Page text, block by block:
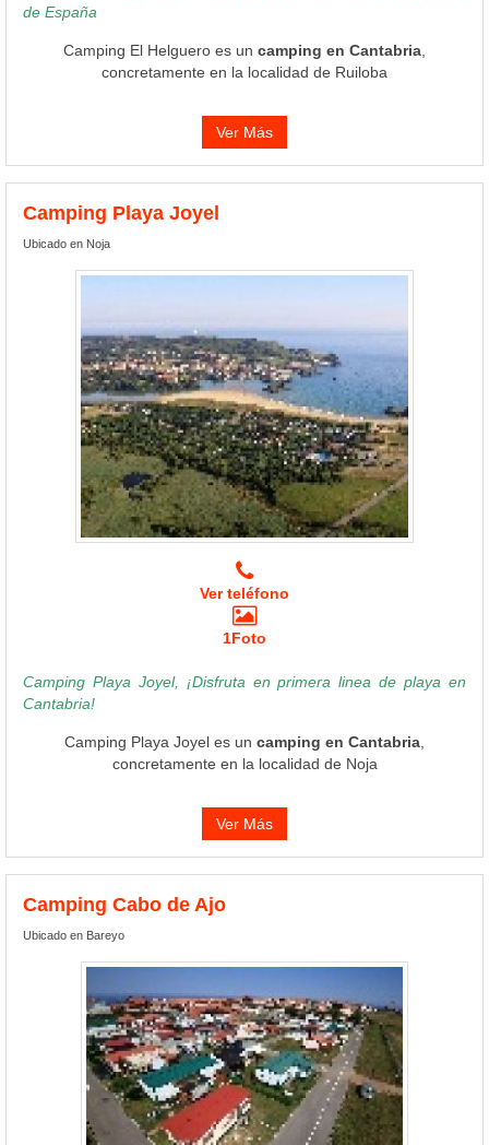
de España
Camping El Helguero es un camping en Cantabria
concretamente en la localidad de Ruiloba
Ver Más
Camping Playa Joyel
Ubicado en Noja
Ver teléfono
1Foto
Camping Playa Joyel, ¡Disfruta en primera linea de playa en
Cantabria!
Camping Playa Joyel es un camping en Cantabria
concretamente en la localidad de Noja
Ver Más
Camping Cabo de Ajo
Ubicado en Bareyo